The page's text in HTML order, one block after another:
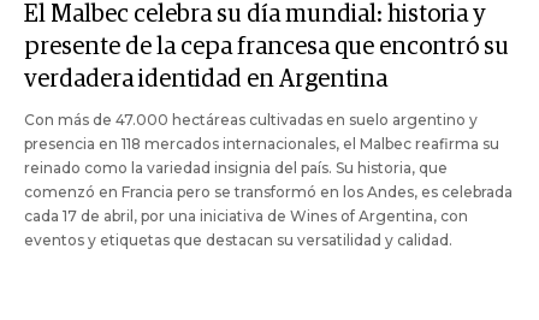
El Malbec celebra su día mundial: historia y
presente de la cepa francesa que encontró su
verdadera identidad en Argentina
Con más de 47.000 hectáreas cultivadas en suelo argentino y
presencia en 118 mercados internacionales, el Malbec reafirma su
reinado como la variedad insignia del país. Su historia, que
comenzó en Francia pero se transformó en los Andes, es celebrada
cada 17 de abril, por una iniciativa de Wines of Argentina, con
eventos y etiquetas que destacan su versatilidad y calidad.